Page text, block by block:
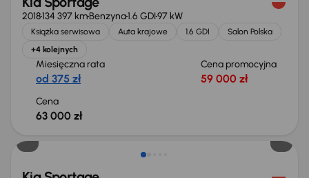
2018134 397 kmBenzyna1.6 GDI97 kW
Książka serwisowa Auta krajowe 1.6 GDI
Salon Polska
+4 kolejnych
Miesięczna rata
od 375 zł
Cena promocyjna
59 000 zł
Cena
63 000 zł
Taniej o 2 000 zł